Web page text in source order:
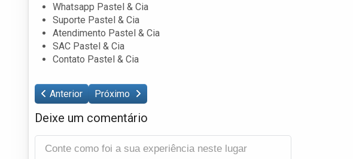
Whatsapp Pastel & Cia
Suporte Pastel & Cia
Atendimento Pastel & Cia
SAC Pastel & Cia
Contato Pastel & Cia
Anterior Próximo
Deixe um comentário